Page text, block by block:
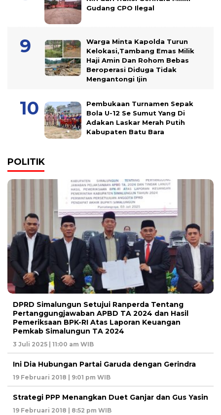
Gudang CPO Ilegal
Warga Minta Kapolda Turun
Kelokasi,Tambang Emas Milik
Haji Amin Dan Rohom Bebas
Beroperasi Diduga Tidak
Mengantongi Ijin
Pembukaan Turnamen Sepak
Bola U-12 Se Sumut Yang Di
Adakan Laskar Merah Putih
Kabupaten Batu Bara
POLITIK
DPRD Simalungun Setujui Ranperda Tentang
Pertanggungjawaban APBD TA 2024 dan Hasil
Pemeriksaan BPK-RI Atas Laporan Keuangan
Pemkab Simalungun TA 2024
3 Juli 2025 | 11:00 am WIB
Ini Dia Hubungan Partai Garuda dengan Gerindra
19 Februari 2018 | 9:01 pm WIB
Strategi PPP Menangkan Duet Ganjar dan Gus Yasin
19 Februari 2018 | 8:52 pm WIB